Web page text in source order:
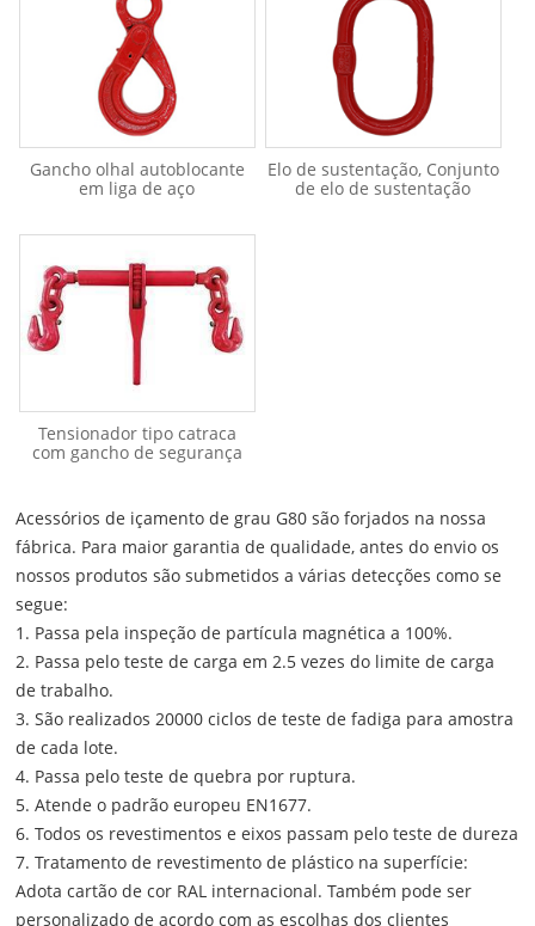
Gancho olhal autoblocante
em liga de aço
Elo de sustentação, Conjunto
de elo de sustentação
Tensionador tipo catraca
com gancho de segurança
Acessórios de içamento de grau G80 são forjados na nossa
fábrica. Para maior garantia de qualidade, antes do envio os
nossos produtos são submetidos a várias detecções como se
segue:
1. Passa pela inspeção de partícula magnética a 100%.
2. Passa pelo teste de carga em 2.5 vezes do limite de carga
de trabalho.
3. São realizados 20000 ciclos de teste de fadiga para amostra
de cada lote.
4. Passa pelo teste de quebra por ruptura.
5. Atende o padrão europeu EN1677.
6. Todos os revestimentos e eixos passam pelo teste de dureza
7. Tratamento de revestimento de plástico na superfície:
Adota cartão de cor RAL internacional. Também pode ser
personalizado de acordo com as escolhas dos clientes